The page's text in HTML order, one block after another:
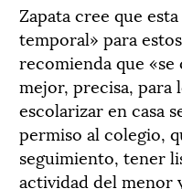
Zapata cree que
temporal» para
recomienda que «se
mejor, precisa, para
escolarizar en casa
permiso al colegio,
seguimiento, tener
actividad del menor